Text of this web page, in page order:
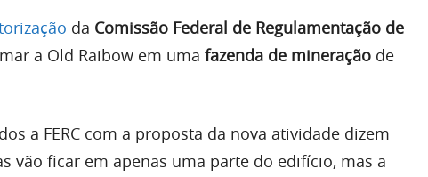
da Comissão Federal de Regulamentação de
a Old Raibow em uma fazenda de mineração de
a FERC com a proposta da nova atividade dizem
vão ficar em apenas uma parte do edifício, mas a